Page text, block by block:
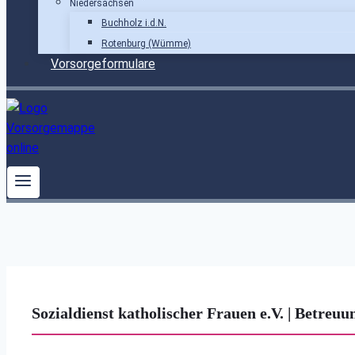
Niedersachsen
Buchholz i.d.N.
Rotenburg (Wümme)
Vorsorgeformulare
Sozialdienst katholischer Frauen e.V. |